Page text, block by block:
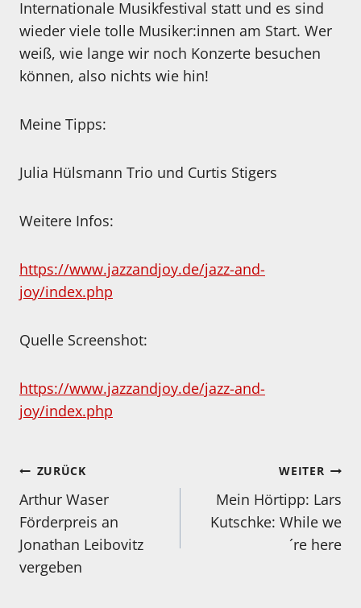
Internationale Musikfestival statt und es sind
wieder viele tolle Musiker:innen am Start. Wer
weiß, wie lange wir noch Konzerte besuchen
können, also nichts wie hin!
Meine Tipps:
Julia Hülsmann Trio und Curtis Stigers
Weitere Infos:
https://www.jazzandjoy.de/jazz-and-
joy/index.php
Quelle Screenshot:
https://www.jazzandjoy.de/jazz-and-
joy/index.php
Beitragsnavigation
ZURÜCK
Arthur Waser
Förderpreis an
Jonathan Leibovitz
vergeben
WEITER
Mein Hörtipp: Lars
Kutschke: While we
´re here